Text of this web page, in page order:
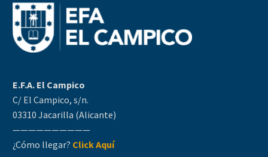
E.F.A. El Campico
C/ El Campico, s/n.
03310 Jacarilla (Alicante)
——————————
¿Cómo llegar? Click Aquí